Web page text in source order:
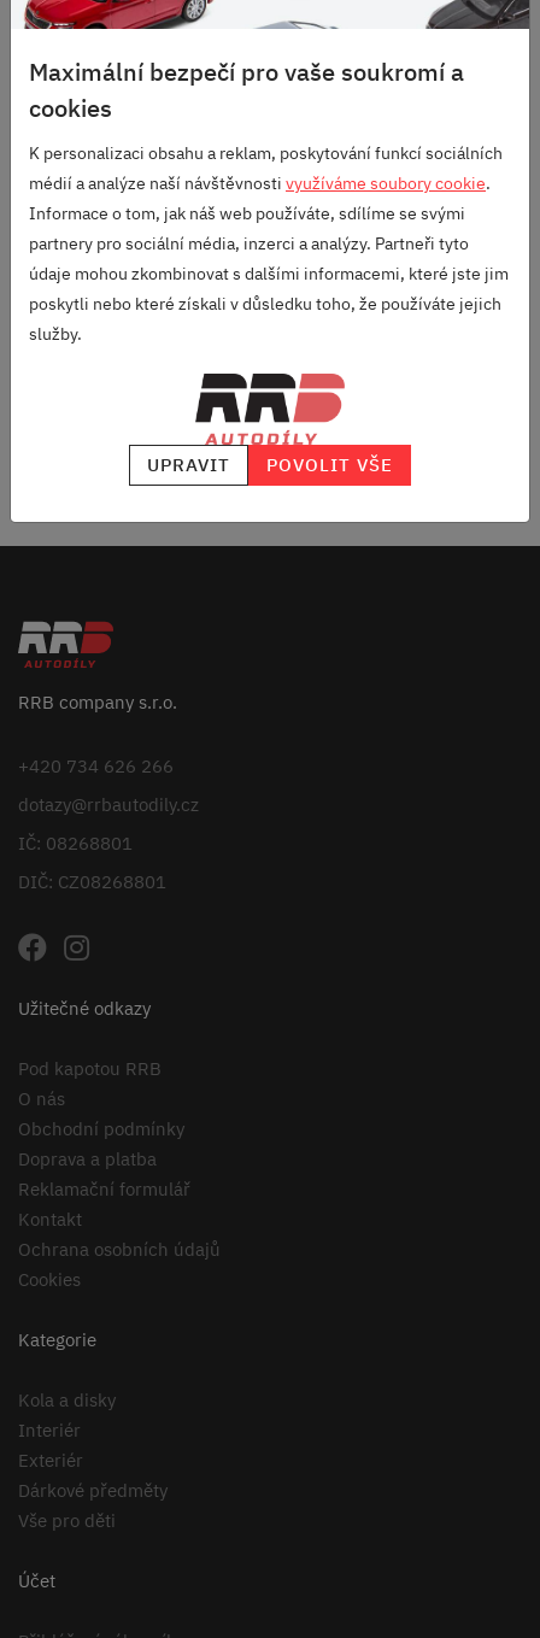
RODINNÁ FIRMA
SKVĚLÉ HODNOCENÍ
HEUREKA.CZ
Odebírej náš newsletter
a vždycky budeš vědět, jaký ALU kola máme v akci, co najdeš
novýho v nabídce a do mailu ti přiletí nějaký počteníčko z našeho
blogu "Pod kapotou".
ODEBÍRAT
Odesláním souhlasíš sezpracováním osobních údajů.
RRB company s.r.o.
+420 734 626 266
dotazy@rrbautodily.cz
IČ: 08268801
DIČ: CZ08268801
Užitečné odkazy
Pod kapotou RRB
O nás
Obchodní podmínky
Doprava a platba
Reklamační formulář
Kontakt
Ochrana osobních údajů
Cookies
Kategorie
Kola a disky
Interiér
Exteriér
Dárkové předměty
Vše pro děti
Účet
Maximální bezpečí pro vaše soukromí a
cookies
K personalizaci obsahu a reklam, poskytování funkcí sociálních
médií a analýze naší návštěvnosti využíváme soubory cookie.
Informace o tom, jak náš web používáte, sdílíme se svými
partnery pro sociální média, inzerci a analýzy. Partneři tyto
údaje mohou zkombinovat s dalšími informacemi, které jste jim
poskytli nebo které získali v důsledku toho, že používáte jejich
služby.
UPRAVIT POVOLIT VŠE